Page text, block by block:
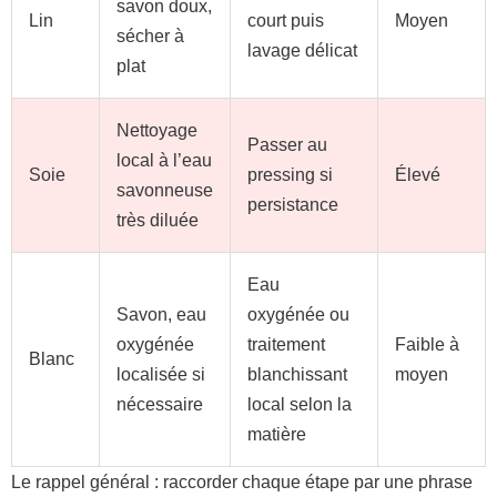
Lin
savon doux,
sécher à
plat
court puis
lavage délicat
Moyen
Soie
Nettoyage
local à l’eau
savonneuse
très diluée
Passer au
pressing si
persistance
Élevé
Blanc
Savon, eau
oxygénée
localisée si
nécessaire
Eau
oxygénée ou
traitement
blanchissant
local selon la
matière
Faible à
moyen
Le rappel général : raccorder chaque étape par une phrase